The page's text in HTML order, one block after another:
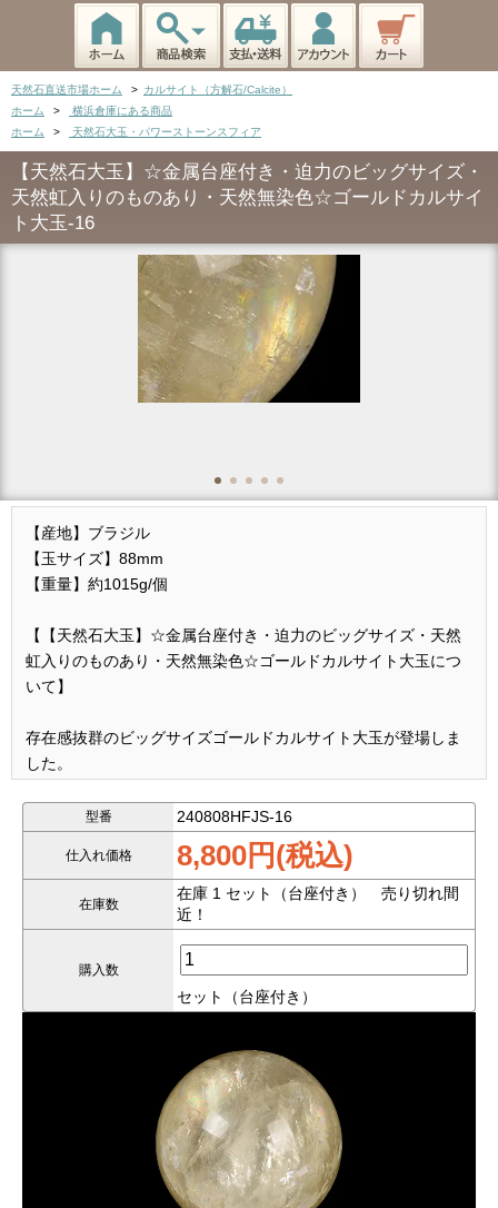
天然石直送市場ホーム > カルサイト（方解石/Calcite）
ホーム
>
横浜倉庫にある商品
ホーム
> 天然石大玉・パワーストーンスフィア
【天然石大玉】☆金属台座付き・迫力のビッグサイズ・
天然虹入りのものあり・天然無染色☆ゴールドカルサイ
ト大玉-16
【産地】ブラジル
【玉サイズ】88mm
【重量】約1015g/個
【【天然石大玉】☆金属台座付き・迫力のビッグサイズ・天然
虹入りのものあり・天然無染色☆ゴールドカルサイト大玉につ
いて】
存在感抜群のビッグサイズゴールドカルサイト大玉が登場しま
した。
圧倒的な存在感を誇り、インテリアとしても力強い印象を与え
ナチュラルカラーの美しい輝きが特徴的で、天然のレインボー
効果を持つものもあり、光を受けて神秘的な虹色が浮かび上が
色が薄く見えますが、ナチュラルカラーの証拠となります。
のの可能性が高いですので、ご注意ください）
全てに高級感漂うゴールドの金属台座が付いており、豪華なデ
ィスプレイが可能です。
合計21個のラインナップから、お気に入りの一品をお選びくだ
型番 240808HFJS-16
仕入れ価格 8,800円(税込)
在庫数
在庫 1 セット（台座付き） 売り切れ間
近！
購入数
セット（台座付き）